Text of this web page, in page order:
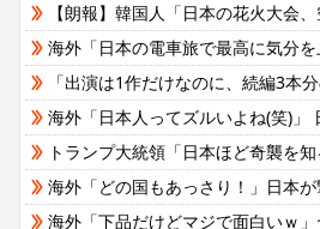
【朗報】韓国人「日本の花火大会